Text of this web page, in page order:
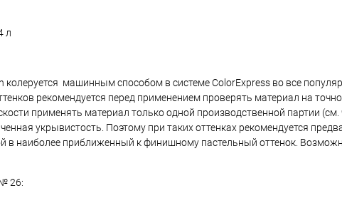
л
колеруется машинным способом в системе ColorExpress во все
рекомендуется перед применением проверять материал на
применять материал только одной производственной партии
укрывистость. Поэтому при таких оттенках рекомендуется
в наиболее приближенный к финишному пастельный оттенок.
26: